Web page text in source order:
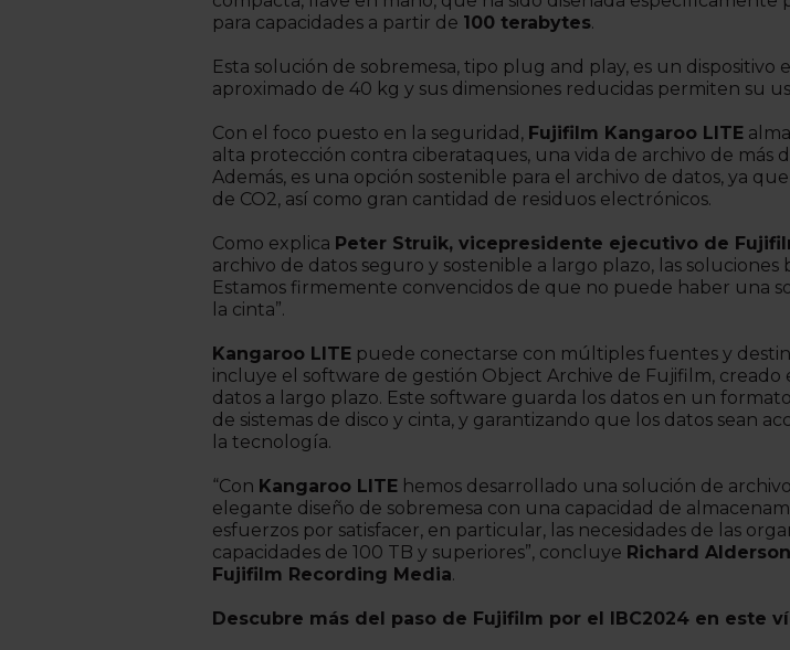
para capacidades a partir de 100 terabytes.
Esta solución de sobremesa, tipo plug and play, es un
aproximado de 40 kg y sus dimensiones reducidas permiten su
Con el foco puesto en la seguridad, Fujifilm Kangaroo LITE
alta protección contra ciberataques, una vida de archivo de más
Además, es una opción sostenible para el archivo de datos, ya
de CO2, así como gran cantidad de residuos electrónicos.
Como explica Peter Struik, vicepresidente ejecutivo de
archivo de datos seguro y sostenible a largo plazo, las
Estamos firmemente convencidos de que no puede haber una
la cinta”.
Kangaroo LITE puede conectarse con múltiples fuentes y
incluye el software de gestión Object Archive de Fujifilm,
datos a largo plazo. Este software guarda los datos en un
de sistemas de disco y cinta, y garantizando que los datos sean
la tecnología.
“Con Kangaroo LITE hemos desarrollado una solución de
elegante diseño de sobremesa con una capacidad de
esfuerzos por satisfacer, en particular, las necesidades de las
capacidades de 100 TB y superiores”, concluye Richard
Fujifilm Recording Media.
Descubre más del paso de Fujifilm por el IBC2024 en este